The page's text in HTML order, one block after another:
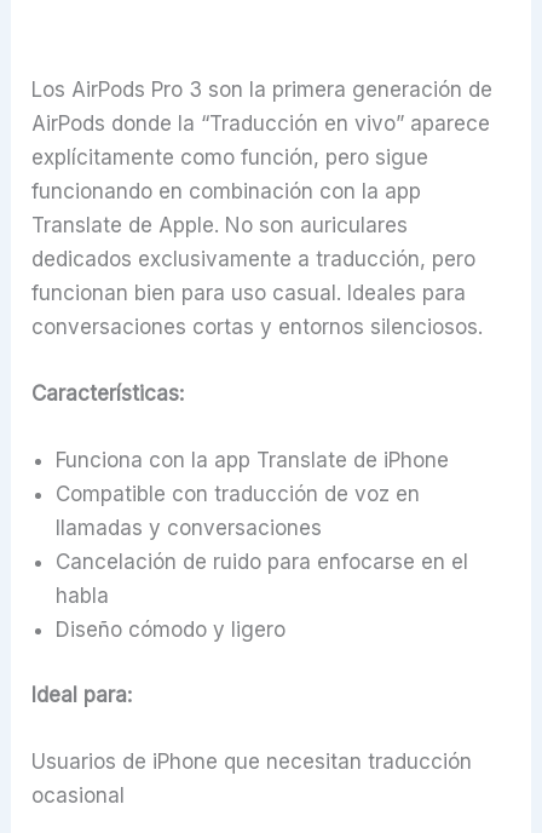
Los AirPods Pro 3 son la primera generación de
AirPods donde la “Traducción en vivo” aparece
explícitamente como función, pero sigue
funcionando en combinación con la app
Translate de Apple. No son auriculares
dedicados exclusivamente a traducción, pero
funcionan bien para uso casual. Ideales para
conversaciones cortas y entornos silenciosos.
Características:
Funciona con la app Translate de iPhone
Compatible con traducción de voz en
llamadas y conversaciones
Cancelación de ruido para enfocarse en el
habla
Diseño cómodo y ligero
Ideal para:
Usuarios de iPhone que necesitan traducción
ocasional